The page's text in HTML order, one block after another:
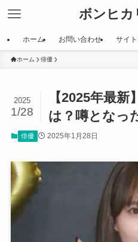
ボンヒカ
ホーム お問い合わせ サイ
ホーム 俳優
【2025年最
は？噂となっ
2025
1/28
俳優 2025年1月28日